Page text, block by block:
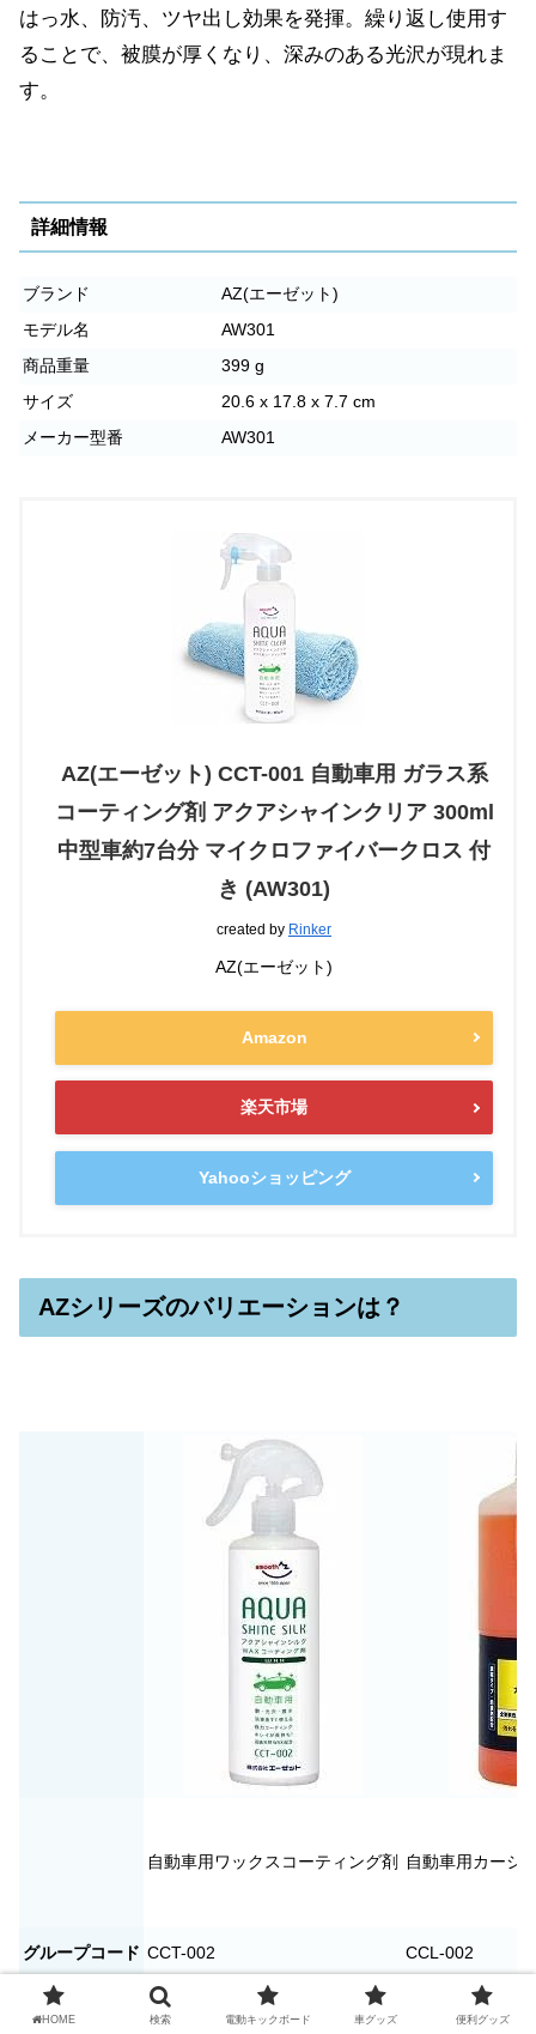
はっ水、防汚、ツヤ出し効果を発揮。繰り返し使用す
ることで、被膜が厚くなり、深みのある光沢が現れま
す。
詳細情報
ブランド
AZ(エーゼット)
モデル名
AW301
商品重量
399 g
サイズ
20.6 x 17.8 x 7.7 cm
メーカー型番
AW301
AZ(エーゼット) CCT-001 自動車用 ガラス系
コーティング剤 アクアシャインクリア 300ml
中型車約7台分 マイクロファイバークロス 付
き (AW301)
created by Rinker
AZ(エーゼット)
Amazon
楽天市場
Yahooショッピング
AZシリーズのバリエーションは？
自動車用ワックスコーティング剤 自動車用カーシ
グループコード CCT-002 CCL-002
AW311
HOME 検索 電動キックボード 車グッズ 便利グッズ